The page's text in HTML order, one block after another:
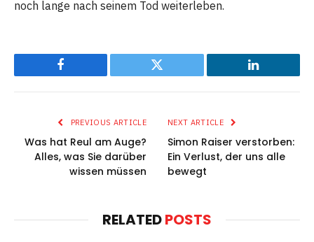
noch lange nach seinem Tod weiterleben.
Facebook Twitter LinkedIn
PREVIOUS ARTICLE
Was hat Reul am Auge?
Alles, was Sie darüber
wissen müssen
NEXT ARTICLE
Simon Raiser verstorben:
Ein Verlust, der uns alle
bewegt
RELATEDPOSTS